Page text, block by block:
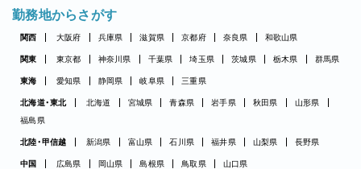
勤務地からさがす
関西 大阪府 兵庫県 滋賀県 京都府 奈良県 和歌山県
関東 東京都 神奈川県 千葉県 埼玉県 茨城県 栃木県 群馬県
東海 愛知県 静岡県 岐阜県 三重県
北海道・東北 北海道 宮城県 青森県 岩手県 秋田県
山形県
福島県
北陸・甲信越 新潟県 富山県 石川県 福井県 山梨県 長野県
中国 広島県 岡山県 島根県 鳥取県 山口県